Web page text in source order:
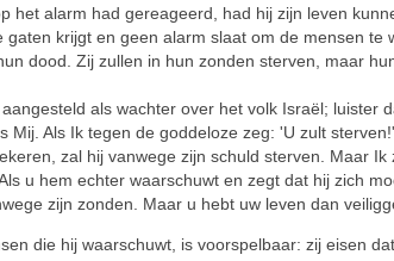
het alarm had gereageerd, had hij zijn leven
gaten krijgt en geen alarm slaat om de mensen te
dood. Zij zullen in hun zonden sterven, maar
als wachter over het volk Israël; luister
Mij. Als Ik tegen de goddeloze zeg: 'U zult
zal hij vanwege zijn schuld sterven. Maar Ik
u hem echter waarschuwt en zegt dat hij zich
zijn zonden. Maar u hebt uw leven dan
die hij waarschuwt, is voorspelbaar: zij eisen